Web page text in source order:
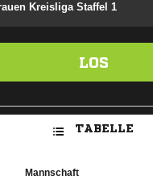
Kreisliga Staffel 1
LOS
TABELLE
Mannschaft